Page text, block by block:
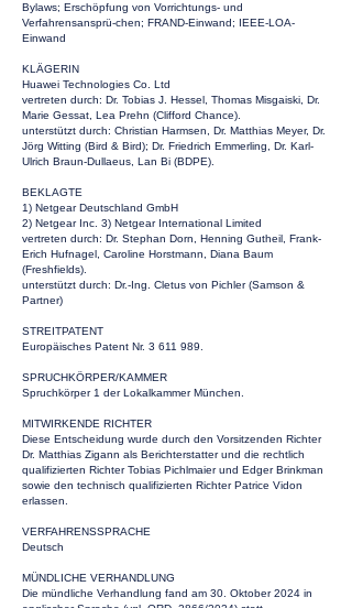
Bylaws; Erschöpfung von Vorrichtungs- und
Verfahrensansprü-chen; FRAND-Einwand; IEEE-LOA-
Einwand
KLÄGERIN
Huawei Technologies Co. Ltd
vertreten durch: Dr. Tobias J. Hessel, Thomas Misgaiski, Dr.
Marie Gessat, Lea Prehn (Clifford Chance).
unterstützt durch: Christian Harmsen, Dr. Matthias Meyer, Dr.
Jörg Witting (Bird & Bird); Dr. Friedrich Emmerling, Dr. Karl-
Ulrich Braun-Dullaeus, Lan Bi (BDPE).
BEKLAGTE
1) Netgear Deutschland GmbH
2) Netgear Inc. 3) Netgear International Limited
vertreten durch: Dr. Stephan Dorn, Henning Gutheil, Frank-
Erich Hufnagel, Caroline Horstmann, Diana Baum
(Freshfields).
unterstützt durch: Dr.-Ing. Cletus von Pichler (Samson &
Partner)
STREITPATENT
Europäisches Patent Nr. 3 611 989
SPRUCHKÖRPER/KAMMER
Spruchkörper 1 der Lokalkammer München.
MITWIRKENDE RICHTER
Diese Entscheidung wurde durch den Vorsitzenden Richter
Dr. Matthias Zigann als Berichterstatter und die rechtlich
qualifizierten Richter Tobias Pichlmaier und Edger Brinkman
sowie den technisch qualifizierten Richter Patrice Vidon
erlassen.
VERFAHRENSSPRACHE
Deutsch
MÜNDLICHE VERHANDLUNG
Die mündliche Verhandlung fand am 30. Oktober 2024 in